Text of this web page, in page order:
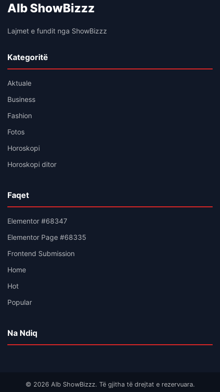
Alb ShowBizzz
Lajmet e fundit nga ShowBizzz
Kategoritë
Aktuale
Business
Fashion
Fotos
Horoskopi
Horoskopi ditor
Faqet
Elementor #68347
Elementor Page #68335
Frontend Submission
Home
Hot
Popular
Na Ndiq
© 2026 Alb ShowBizzz. Të gjitha të drejtat e rezervuara.